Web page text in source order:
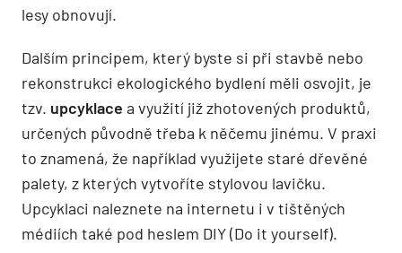
lesy obnovují.
Dalším principem, který byste si při stavbě nebo
rekonstrukci ekologického bydlení měli osvojit, je
tzv. upcyklace a využití již zhotovených produktů,
určených původně třeba k něčemu jinému. V praxi
to znamená, že například využijete staré dřevěné
palety, z kterých vytvoříte stylovou lavičku.
Upcyklaci naleznete na internetu i v tištěných
médiích také pod heslem DIY (Do it yourself).